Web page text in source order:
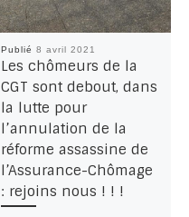
Publié8 avril 2021
Les chômeurs de la
CGT sont debout, dans
la lutte pour
l’annulation de la
réforme assassine de
l’Assurance-Chômage
: rejoins nous ! ! !